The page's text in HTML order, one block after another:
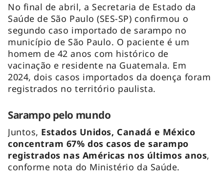
No final de abril, a Secretaria de Estado da
Saúde de São Paulo (SES-SP) confirmou o
segundo caso importado de sarampo no
município de São Paulo. O paciente é um
homem de 42 anos com histórico de
vacinação e residente na Guatemala. Em
2024, dois casos importados da doença foram
registrados no território paulista.
Sarampo pelo mundo
Juntos, Estados Unidos, Canadá e México
concentram 67% dos casos de sarampo
registrados nas Américas nos últimos anos,
conforme nota do Ministério da Saúde.